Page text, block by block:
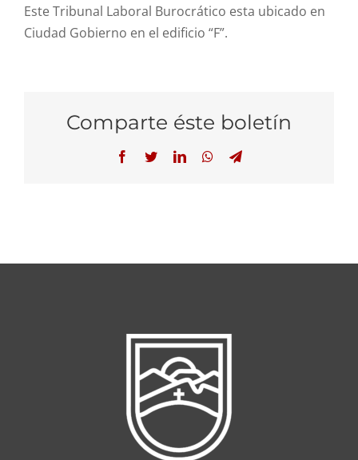
Este Tribunal Laboral Burocrático esta ubicado en
Ciudad Gobierno en el edificio “F”.
Comparte éste boletín
Facebook
TwitterLinkedInWhatsAppTelegram